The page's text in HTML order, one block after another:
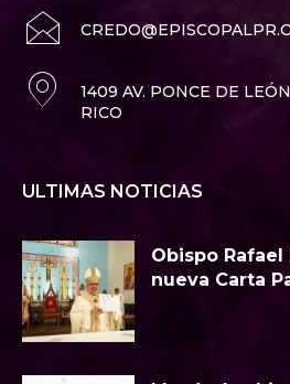
1409 AV. PONCE DE
RICO
ULTIMAS NOTICIAS
Obispo
nueva Carta